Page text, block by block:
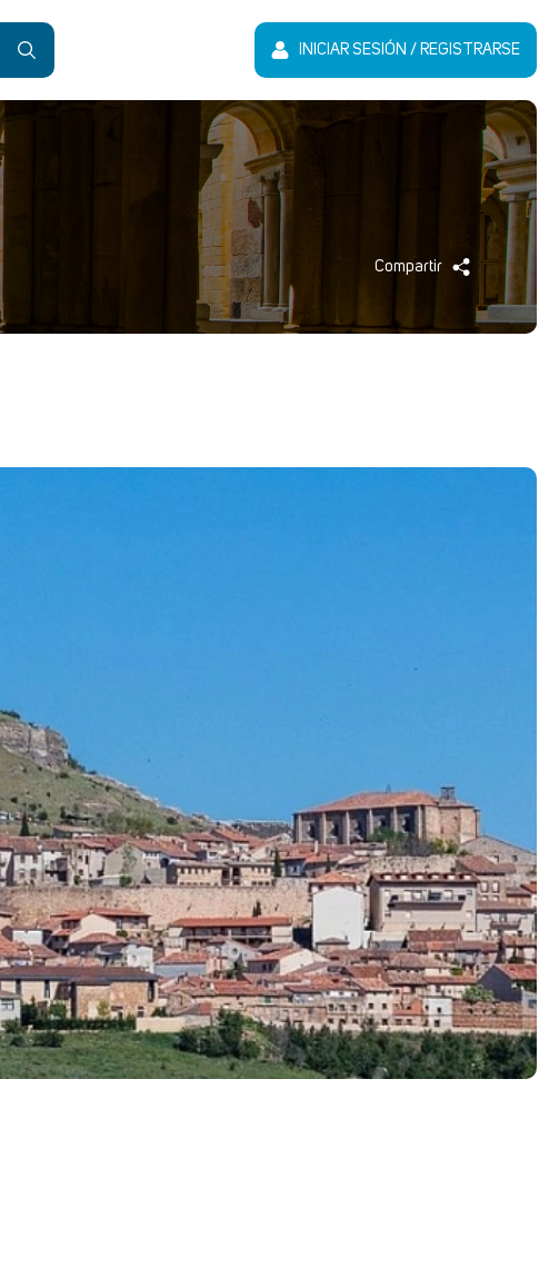
INICIAR SESIÓN / REGISTRARSE
Compartir